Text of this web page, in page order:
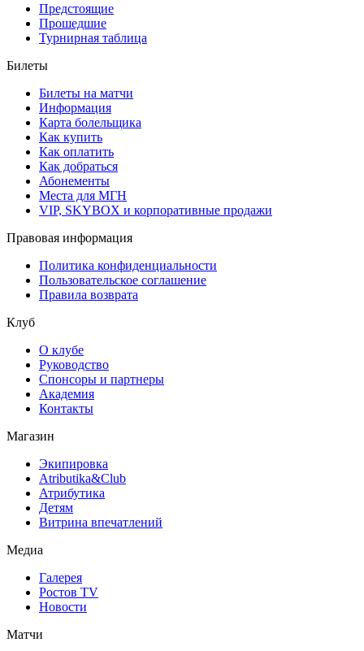
Предстоящие
Прошедшие
Турнирная таблица
Билеты
Билеты на матчи
Информация
Карта болельщика
Как купить
Как оплатить
Как добраться
Абонементы
Места для МГН
VIP, SKYBOX и корпоративные продажи
Правовая информация
Политика конфиденциальности
Пользовательское соглашение
Правила возврата
Клуб
О клубе
Руководство
Спонсоры и партнеры
Академия
Контакты
Магазин
Экипировка
Atributika&Club
Атрибутика
Детям
Витрина впечатлений
Медиа
Галерея
Ростов TV
Новости
Матчи